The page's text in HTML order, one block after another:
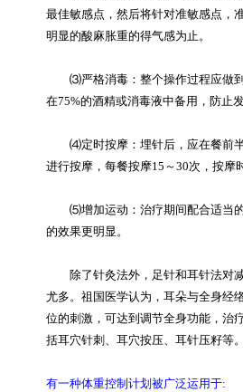
最佳敏感点，然后将针对准敏感点，
明显的酸麻胀重的得气感为止。
⑶严格消毒：整个操作过程应做到
在75%的酒精或消毒液中备用，防止
⑷定时按摩：埋针后，应在餐前半
进行按摩，每餐按摩15～30次，按摩
⑸增加运动：治疗期间配合适当的
的效果更明显。
除了针灸法外，足针和耳针法对
尤多。祖国医学认为，耳朵与全身经
位的刺激，可达到调节全身功能，治
括耳穴针刺、耳穴按压、耳针压籽等。
有一种体重控制计划被广泛运用于: